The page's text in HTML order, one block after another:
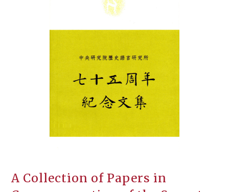
A Collection of Papers in